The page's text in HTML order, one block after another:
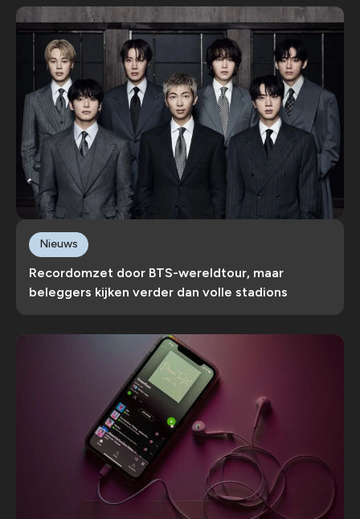
Recordomzet door BTS-wereldtour, maar
beleggers kijken verder dan volle stadions
Nieuws